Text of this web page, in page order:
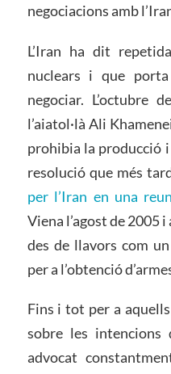
negociacions amb
L’Iran ha dit
nuclears i que
negociar. L’octubre
l’aiatol·là Ali Kh
prohibia la producció i
resolució que més
per l’Iran en una
Viena l’agost de 2005
des de llavors com
per a l’obtenció
Fins i tot per a
sobre les intencions
advocat